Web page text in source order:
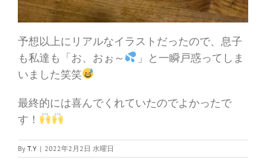
予想以上にリアルなイラストだったので、息子
も私達も「お、おぉ～
」と一瞬戸惑ってしま
いました笑笑
最終的には喜んでくれていたのでよかったで
す！
By T.Y | 2022年2月2日 水曜日